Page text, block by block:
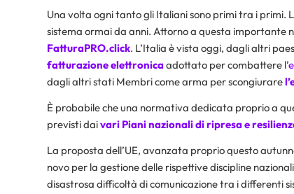
Una volta ogni tanto gli Italiani sono primi tra i
sistema ormai da anni. Attorno a questa importante
FatturaPRO.click. L’Italia è vista oggi, dagli altri
fatturazione elettronicaadottato per combattere l’
dagli altri stati Membri come arma per scongiurare
È probabile che una normativa dedicata proprio a
previsti daivari Piani nazionali di ripresa e
La proposta dell’UE, avanzata proprio questo
novo per la gestione delle rispettive discipline
disastrosa difficoltà di comunicazione tra i differenti